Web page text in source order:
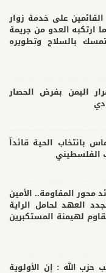
على خدمة زوار
ارتكبه العدو من جريمة
بالسلاح وتطويره
اليمن بفرض الحصار
بانتخاب الحية قائداً
الفلسطيني
محور المقاومة.. الأمين
العهد لحامل الراية
لهيمنة المستكبرين
الله : إن الأولوية